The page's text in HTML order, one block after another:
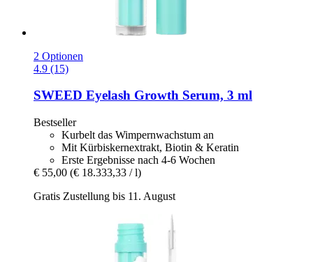
2 Optionen
4.9 (15)
SWEED Eyelash Growth Serum, 3 ml
Bestseller
Kurbelt das Wimpernwachstum an
Mit Kürbiskernextrakt, Biotin & Keratin
Erste Ergebnisse nach 4-6 Wochen
€ 55,00 (€ 18.333,33 / l)
Gratis Zustellung bis 11. August